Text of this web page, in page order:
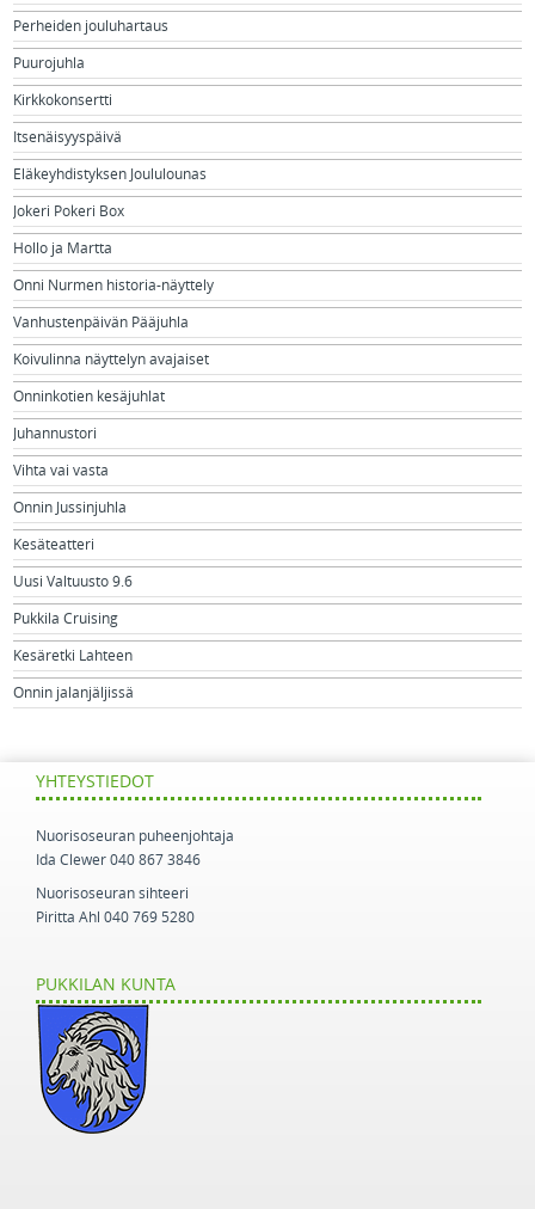
Perheiden jouluhartaus
Puurojuhla
Kirkkokonsertti
Itsenäisyyspäivä
Eläkeyhdistyksen Joululounas
Jokeri Pokeri Box
Hollo ja Martta
Onni Nurmen historia-näyttely
Vanhustenpäivän Pääjuhla
Koivulinna näyttelyn avajaiset
Onninkotien kesäjuhlat
Juhannustori
Vihta vai vasta
Onnin Jussinjuhla
Kesäteatteri
Uusi Valtuusto 9.6
Pukkila Cruising
Kesäretki Lahteen
Onnin jalanjäljissä
YHTEYSTIEDOT
Nuorisoseuran puheenjohtaja
Ida Clewer 040 867 3846
Nuorisoseuran sihteeri
Piritta Ahl 040 769 5280
PUKKILAN KUNTA